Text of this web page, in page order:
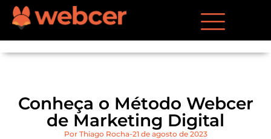
Conheça o Método Webcer
de Marketing Digital
PorThiago Rocha 21 de agosto de 2023